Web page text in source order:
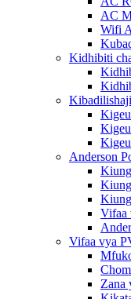
AC
Wifi
Kidhibiti
Anderson
Vifaa
Vifaa vya
Zana